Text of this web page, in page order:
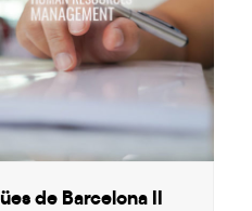
de Barcelona II